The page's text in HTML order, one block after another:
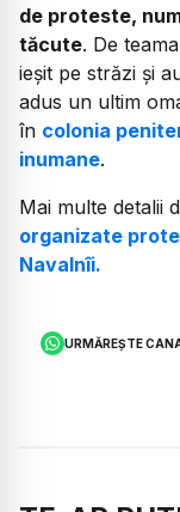
de proteste,
tăcute. De
ieșit pe străzi și
adus un ultim
în colonia
inumane.
Mai multe detalii
organizate
Navalnîi.
URMĂREȘTE